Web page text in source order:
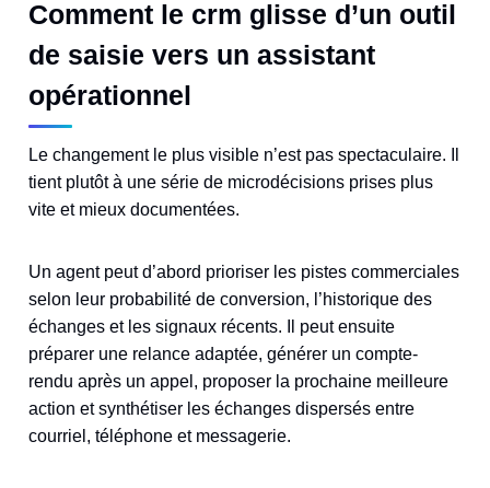
Comment le crm glisse d’un outil
de saisie vers un assistant
opérationnel
Le changement le plus visible n’est pas spectaculaire. Il
tient plutôt à une série de microdécisions prises plus
vite et mieux documentées.
Un agent peut d’abord prioriser les pistes commerciales
selon leur probabilité de conversion, l’historique des
échanges et les signaux récents. Il peut ensuite
préparer une relance adaptée, générer un compte-
rendu après un appel, proposer la prochaine meilleure
action et synthétiser les échanges dispersés entre
courriel, téléphone et messagerie.